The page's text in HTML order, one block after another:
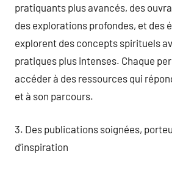
pratiquants plus avancés, des
des explorations profondes, et des
explorent des concepts spirituels
pratiques plus intenses. Chaque
accéder à des ressources qui
et à son parcours.
3. Des publications soignées,
d’inspiration